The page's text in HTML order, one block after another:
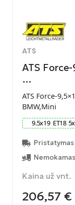
ATS
ATS
…
ATS Force-
BMW,Mini
9.5x19 ET18 5x
Kaina už vnt.
206,57 €